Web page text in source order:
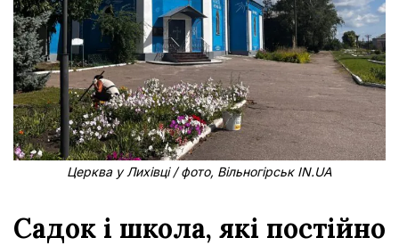
Церква у Лихівці / фото, Вільногірськ IN.UA
Садок і школа, які постійно